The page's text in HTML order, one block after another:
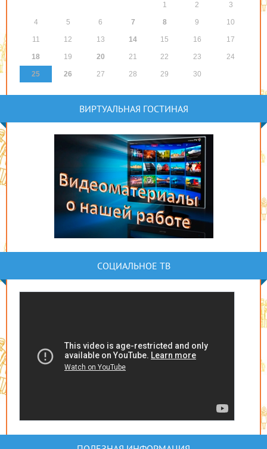
1 2 3
4 5 6 7 8 9 10
11 12 13 14 15 16 17
18 19 20 21 22 23 24
25 26 27 28 29 30
ВИРТУАЛЬНАЯ ГОСТИНАЯ
СОЦИАЛЬНОЕ ТВ